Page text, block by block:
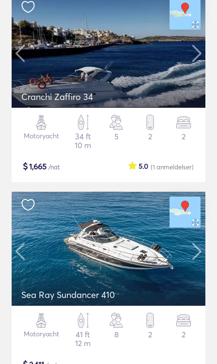
Cranchi Zaffiro 34
Motoryacht
34 ft
10 m
5 2 2
$1,665 /nat (1 anmeldelser)
5.0
Sea Ray Sundancer 410
Motoryacht
41 ft
12 m
8 2 2